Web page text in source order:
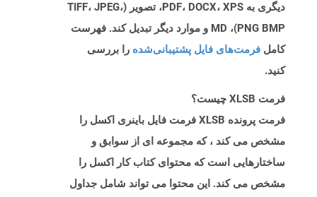
دیگری به PDF، DOCX، XPS، تصویر (TIFF، JPEG،
PNG BMP)، MD و موارد دیگر تبدیل کند. فهرست
کامل فرمت‌های فایل پشتیبانی‌شده را بررسی
کنید.
فرمت XLSB چیست؟
فرمت پرونده XLSB فرمت فایل باینری اکسل را
مشخص می کند ، که مجموعه ای از سوابق و
ساختارهایی است که محتوای کتاب کار اکسل را
مشخص می کند. این محتوا می تواند شامل جداول